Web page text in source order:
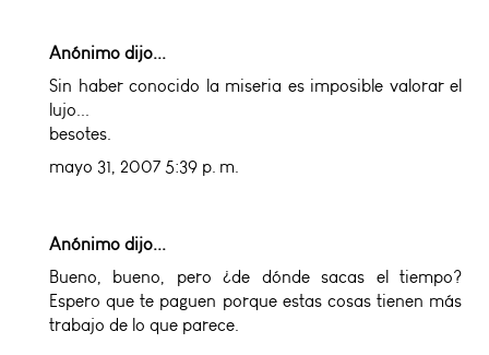
Anónimo dijo...
Sin haber conocido la miseria es imposible valorar el
lujo...
besotes.
mayo 31, 2007 5:39 p. m.
Anónimo dijo...
Bueno, bueno, pero ¿de dónde sacas el tiempo?
Espero que te paguen porque estas cosas tienen más
trabajo de lo que parece.